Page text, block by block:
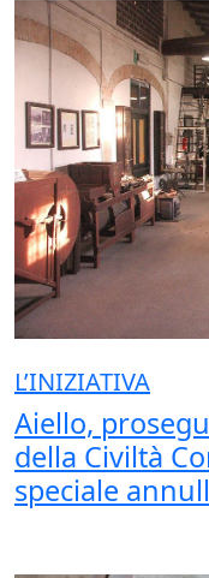
L’INIZIATIVA
Aiello,
della Civiltà
speciale